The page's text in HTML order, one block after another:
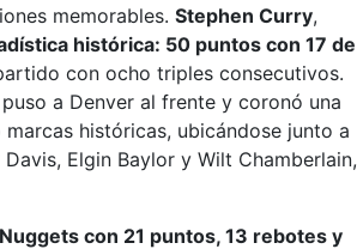
memorables. Stephen Curry,
histórica: 50 puntos con 17 de
con ocho triples consecutivos.
a Denver al frente y coronó una
históricas, ubicándose junto a
Elgin Baylor y Wilt Chamberlain,
con 21 puntos, 13 rebotes y